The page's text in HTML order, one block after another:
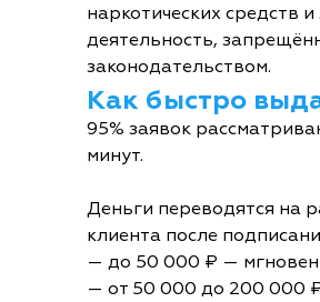
наркотических средств
деятельность,
законодательством.
Как быстро
95% заявок
минут.
Деньги переводятся на
клиента после
— до 50 000 ₽ —
— от 50 000 до 200 000